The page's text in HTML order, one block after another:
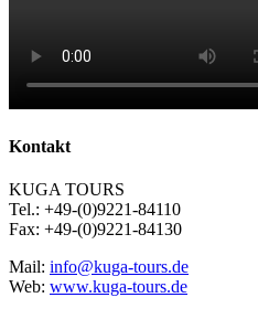
Kontakt
KUGA TOURS
Tel.: +49-(0)9221-84110
Fax: +49-(0)9221-84130
Mail: info@kuga-tours.de
Web: www.kuga-tours.de